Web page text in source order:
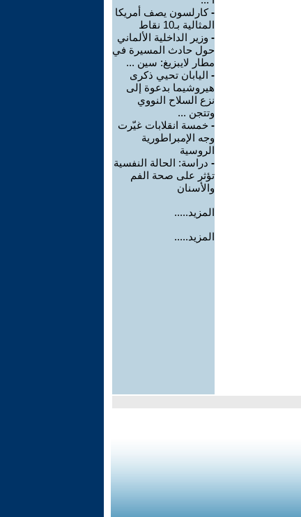
-كارلسون يصف أمريكا
المثالية بـ10 نقاط
- وزير الداخلية الألماني
حول حادث المسيرة في
مطار لايبزيغ: سين ...
- اليابان تحيي ذكرى
هيروشيما بدعوة إلى
نزع السلاح النووي
وتتجن ...
- خمسة انقلابات غيّرت
وجه الإمبراطورية
الروسية
- دراسة: الحالة النفسية
تؤثر على صحة الفم
والأسنان
المزيد.....
المزيد.....